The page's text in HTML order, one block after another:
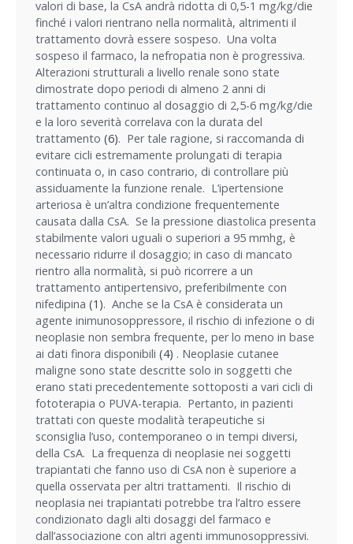
valori di base, la CsA andrà ridotta di 0,5-1 mg/kg/die
finché i valori rientrano nella normalità, altrimenti il
trattamento dovrà essere sospeso. Una volta
sospeso il farmaco, la nefropatia non è progressiva.
Alterazioni strutturali a livello renale sono state
dimostrate dopo periodi di almeno 2 anni di
trattamento continuo al dosaggio di 2,5-6 mg/kg/die
e la loro severità correlava con la durata del
trattamento (6). Per tale ragione, si raccomanda di
evitare cicli estremamente prolungati di terapia
continuata o, in caso contrario, di controllare più
assiduamente la funzione renale. L’ipertensione
arteriosa è un’altra condizione frequentemente
causata dalla CsA. Se la pressione diastolica presenta
stabilmente valori uguali o superiori a 95 mmhg, è
necessario ridurre il dosaggio; in caso di mancato
rientro alla normalità, si può ricorrere a un
trattamento antipertensivo, preferibilmente con
nifedipina (1). Anche se la CsA è considerata un
agente inimunosoppressore, il rischio di infezione o di
neoplasie non sembra frequente, per lo meno in base
ai dati finora disponibili (4) . Neoplasie cutanee
maligne sono state descritte solo in soggetti che
erano stati precedentemente sottoposti a vari cicli di
fototerapia o PUVA-terapia. Pertanto, in pazienti
trattati con queste modalità terapeutiche si
sconsiglia l’uso, contemporaneo o in tempi diversi,
della CsA. La frequenza di neoplasie nei soggetti
trapiantati che fanno uso di CsA non è superiore a
quella osservata per altri trattamenti. Il rischio di
neoplasia nei trapiantati potrebbe tra l’altro essere
condizionato dagli alti dosaggi del farmaco e
dall’associazione con altri agenti immunosoppressivi.